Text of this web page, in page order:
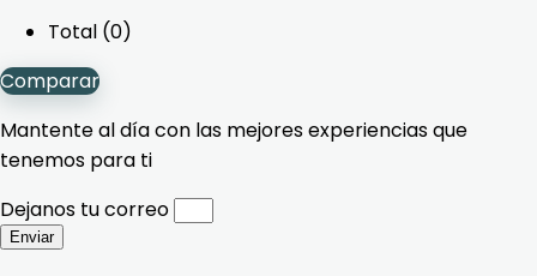
Total (0)
Comparar
Mantente al día con las mejores experiencias que
tenemos para ti
Dejanos tu correo
Enviar